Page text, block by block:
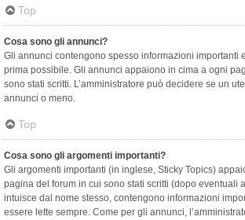
Top
Cosa sono gli annunci?
Gli annunci contengono spesso informazioni importanti
prima possibile. Gli annunci appaiono in cima a ogni
sono stati scritti. L’amministratore può decidere se un
annunci o meno.
Top
Cosa sono gli argomenti importanti?
Gli argomenti importanti (in inglese, Sticky Topics)
pagina del forum in cui sono stati scritti (dopo eventuali
intuisce dal nome stesso, contengono informazioni
essere lette sempre. Come per gli annunci,